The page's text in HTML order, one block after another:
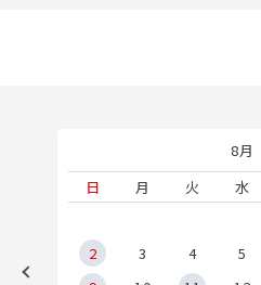
8月
日
月 火 水
2
3 4 5